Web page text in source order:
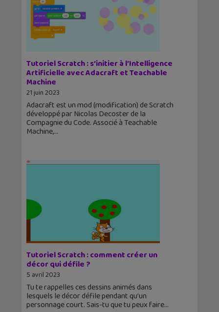
Tutoriel Scratch : s’initier à l’Intelligence
Artificielle avec Adacraft et Teachable
Machine
21 juin 2023
Adacraft est un mod (modification) de Scratch
développé par Nicolas Decoster de la
Compagnie du Code. Associé à Teachable
Machine,
Tutoriel Scratch : comment créer un
décor qui défile ?
5 avril 2023
Tu te rappelles ces dessins animés dans
lesquels le décor défile pendant qu’un
personnage court. Sais-tu que tu peux faire